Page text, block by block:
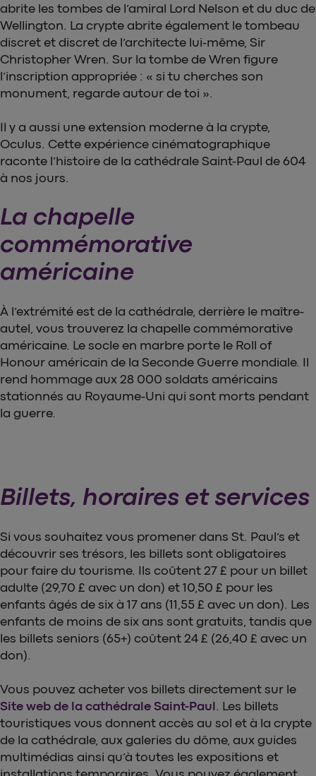
abrite les tombes de l’amiral Lord Nelson et du duc de
Wellington. La crypte abrite également le tombeau
discret et discret de l’architecte lui-même, Sir
Christopher Wren. Sur la tombe de Wren figure
l’inscription appropriée : « si tu cherches son
monument, regarde autour de toi ».
Il y a aussi une extension moderne à la crypte,
Oculus. Cette expérience cinématographique
raconte l’histoire de la cathédrale Saint-Paul de 604
à nos jours.
La chapelle
commémorative
américaine
À l’extrémité est de la cathédrale, derrière le maître-
autel, vous trouverez la chapelle commémorative
américaine. Le socle en marbre porte le Roll of
Honour américain de la Seconde Guerre mondiale. Il
rend hommage aux 28 000 soldats américains
stationnés au Royaume-Uni qui sont morts pendant
la guerre.
Billets, horaires et services
Si vous souhaitez vous promener dans St. Paul’s et
découvrir ses trésors, les billets sont obligatoires
pour faire du tourisme. Ils coûtent 27 £ pour un billet
adulte (29,70 £ avec un don) et 10,50 £ pour les
enfants âgés de six à 17 ans (11,55 £ avec un don). Les
enfants de moins de six ans sont gratuits, tandis que
les billets seniors (65+) coûtent 24 £ (26,40 £ avec un
don).
Vous pouvez acheter vos billets directement sur le
Site web de la cathédrale Saint-Paul. Les billets
touristiques vous donnent accès au sol et à la crypte
de la cathédrale, aux galeries du dôme, aux guides
multimédias ainsi qu’à toutes les expositions et